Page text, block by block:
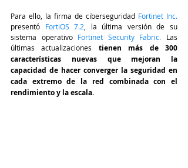
Para ello, la firma de ciberseguridad Fortinet Inc
presentó FortiOS 7.2 , la última versión de su
sistema operativo Fortinet Security Fabric. Las
últimas actualizaciones tienen más de 300
características nuevas que mejoran la
capacidad de hacer converger la seguridad en
cada extremo de la red combinada con el
rendimiento y la escala.